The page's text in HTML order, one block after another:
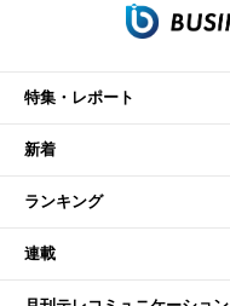
特集・レポート
新着
ランキング
連載